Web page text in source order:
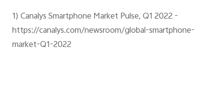
1) Canalys Smartphone Market Pulse, Q1 2022 -
https://canalys.com/newsroom/global-smartphone-
market-Q1-2022